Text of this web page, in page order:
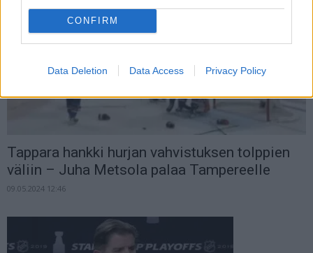
CONFIRM
Data Deletion Data Access Privacy Policy
Tappara hankki hurjan vahvistuksen tolppien
väliin – Juha Metsola palaa Tampereelle
09.05.2024 12:46